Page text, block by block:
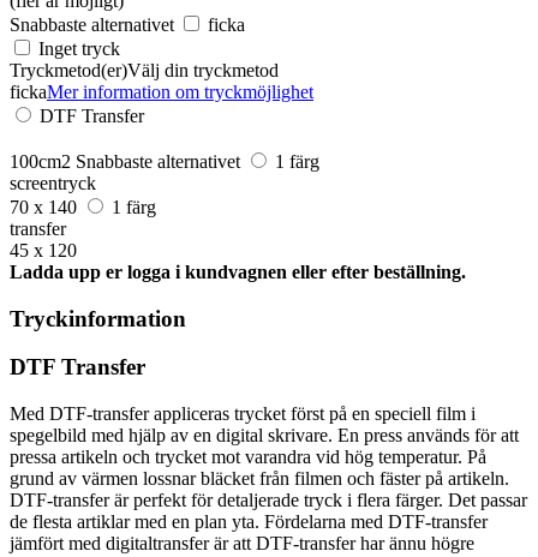
Snabbaste alternativet
ficka
Inget tryck
Tryckmetod(er)Välj din tryckmetod
fickaMer information om tryckmöjlighet
DTF Transfer
100cm2 Snabbaste alternativet
1 färg
screentryck
70 x 140
1 färg
transfer
45 x 120
Ladda upp er logga i kundvagnen eller efter beställning.
Tryckinformation
DTF Transfer
Med DTF-transfer appliceras trycket först på en speciell film i
spegelbild med hjälp av en digital skrivare. En press används för att
pressa artikeln och trycket mot varandra vid hög temperatur. På
grund av värmen lossnar bläcket från filmen och fäster på artikeln.
DTF-transfer är perfekt för detaljerade tryck i flera färger. Det passar
de flesta artiklar med en plan yta. Fördelarna med DTF-transfer
jämfört med digitaltransfer är att DTF-transfer har ännu högre